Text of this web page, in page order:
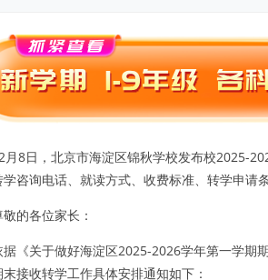
月8日，北京市海淀区锦秋学校发布校2025-
咨询电话、就读方式、收费标准、转学申请
敬的各位家长：
据《关于做好海淀区2025-2026学年第一学期
接收转学工作具体安排通知如下：